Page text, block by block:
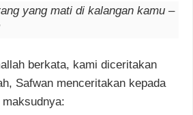
yang mati di kalangan kamu –
berkata, kami diceritakan
Safwan menceritakan kepada